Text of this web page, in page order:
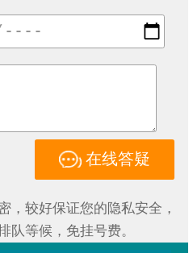
在线答疑
，较好保证您的隐私安全，
队等候，免挂号费。